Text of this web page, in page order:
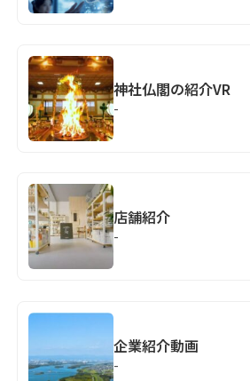
神社仏閣の紹介VR
-
店舗紹介
-
企業紹介動画
-